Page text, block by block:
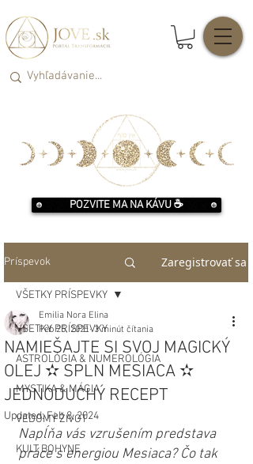
POZVITE MA NA KÁVU ☕️
Príspevok Zaregistrovať sa
VŠETKY PRÍSPEVKY
ASTROLÓGIA & NUMEROLÓGIA
MYSTIKA & MÁGIA
VEDOMÝ ŽIVOT
KULT BOHYNE
VŠETKY PRÍSPEVKY
NAMIEŠAJTE SI SVOJ MAGICKÝ
OLEJ ✫ SPLN MESIACA ✫
JEDNODUCHÝ RECEPT
Emilia Nora Elina
Feb 25, 2021 3 minút čítania
Updated:Feb 8, 2024
Napĺňa vás vzrušením predstava
práce s energiou Mesiaca? Čo tak